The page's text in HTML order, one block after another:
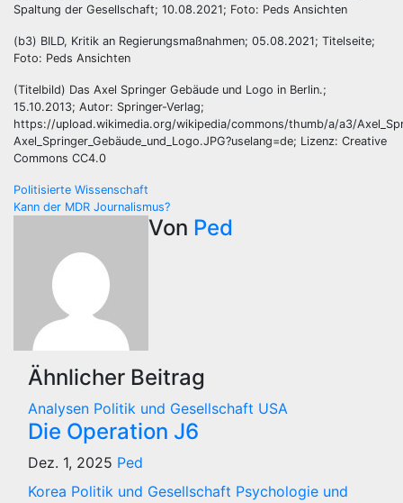
Spaltung der Gesellschaft; 10.08.2021; Foto: Peds Ansichten
(b3) BILD, Kritik an Regierungsmaßnahmen; 05.08.2021; Titelseite;
Foto: Peds Ansichten
(Titelbild) Das Axel Springer Gebäude und Logo in Berlin.;
15.10.2013; Autor: Springer-Verlag;
https://upload.wikimedia.org/wikipedia/commons/thumb/a/a3/
Axel_Springer_Gebäude_und_Logo.JPG?uselang=de; Lizenz: Creative
Commons CC4.0
Beitragsnavigation
Politisierte Wissenschaft
Kann der MDR Journalismus?
Von Ped
Ähnlicher Beitrag
Analysen Politik und Gesellschaft USA
Die Operation J6
Dez. 1, 2025 Ped
Korea Politik und Gesellschaft Psychologie und